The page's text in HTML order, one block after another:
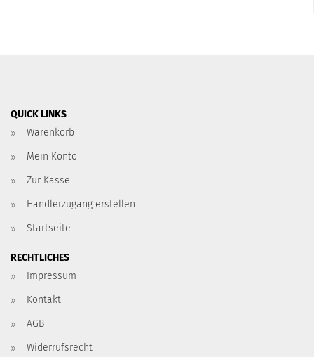
QUICK LINKS
Warenkorb
Mein Konto
Zur Kasse
Händlerzugang erstellen
Startseite
RECHTLICHES
Impressum
Kontakt
AGB
Widerrufsrecht